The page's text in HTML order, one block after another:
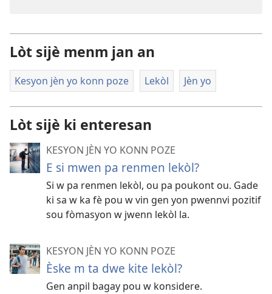
Lòt sijè menm jan an
Kesyon jèn yo konn poze Lekòl Jèn yo
Lòt sijè ki enteresan
KESYON JÈN YO KONN POZE
E si mwen pa renmen lekòl?
Si w pa renmen lekòl, ou pa poukont ou. Gade
ki sa w ka fè pou w vin gen yon pwennvi pozitif
sou fòmasyon w jwenn lekòl la.
KESYON JÈN YO KONN POZE
Èske m ta dwe kite lekòl?
Gen anpil bagay pou w konsidere.